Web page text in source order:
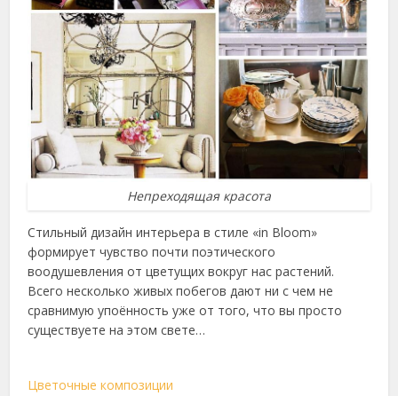
Непреходящая красота
Стильный дизайн интерьера в стиле «in Bloom»
формирует чувство почти поэтического
воодушевления от цветущих вокруг нас растений.
Всего несколько живых побегов дают ни с чем не
сравнимую упоённость уже от того, что вы просто
существуете на этом свете…
Цветочные композиции